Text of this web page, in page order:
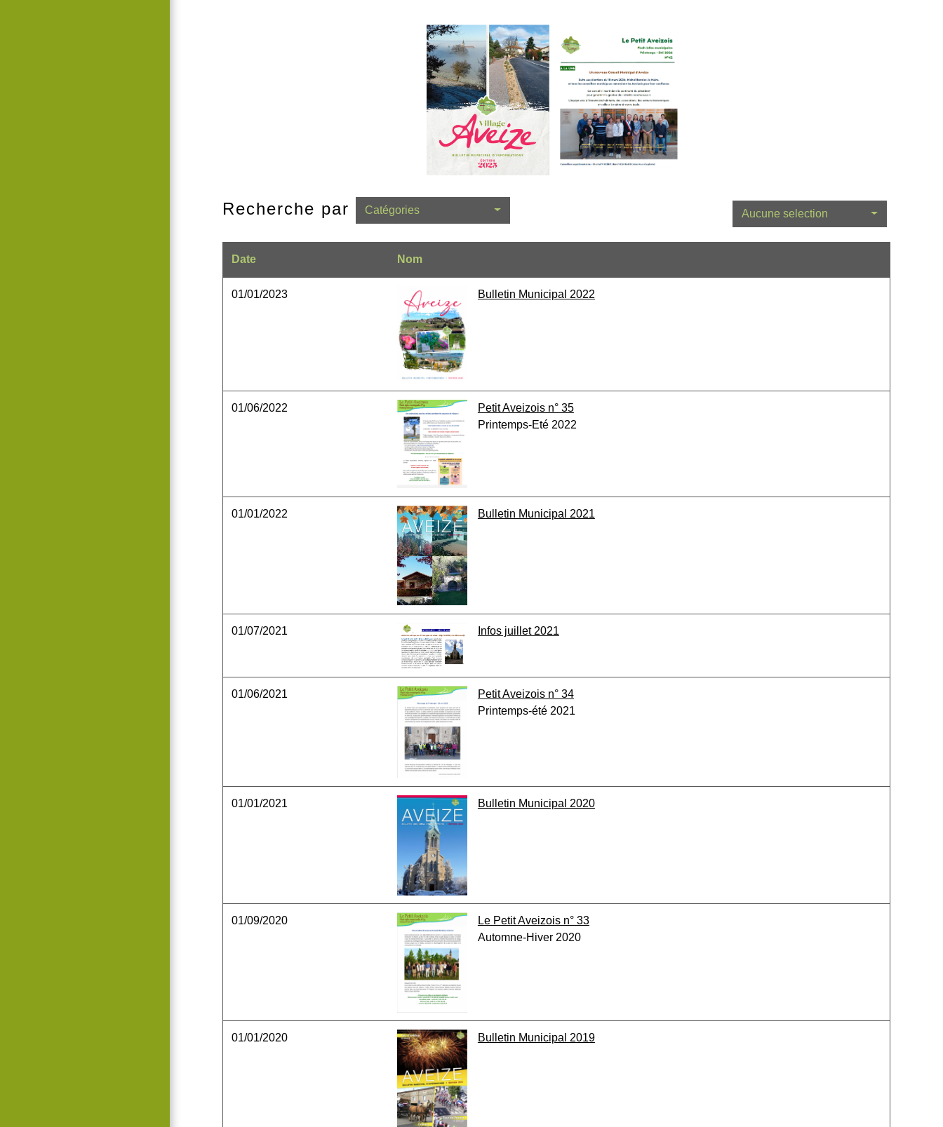
Recherche par Catégories Aucune selection
Date Nom
01/01/2023 Bulletin Municipal 2022
01/06/2022
Petit Aveizois n° 35
Printemps-Eté 2022
01/01/2022 Bulletin Municipal 2021
01/07/2021 Infos juillet 2021
01/06/2021
Petit Aveizois n° 34
Printemps-été 2021
01/01/2021 Bulletin Municipal 2020
01/09/2020
Le Petit Aveizois n° 33
Automne-Hiver 2020
01/01/2020 Bulletin Municipal 2019